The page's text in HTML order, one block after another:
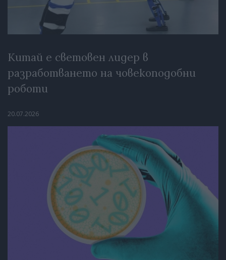
Китай е световен лидер в
разработването на човекоподобни
роботи
20.07.2026